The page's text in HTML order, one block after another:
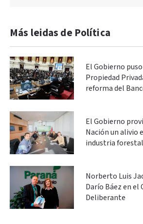
Más leidas de Política
El Gobierno
Propiedad
reforma del
El Gobierno
Nación un alivio
industria forestal
Norberto Luis
Darío Báez en el
Deliberante